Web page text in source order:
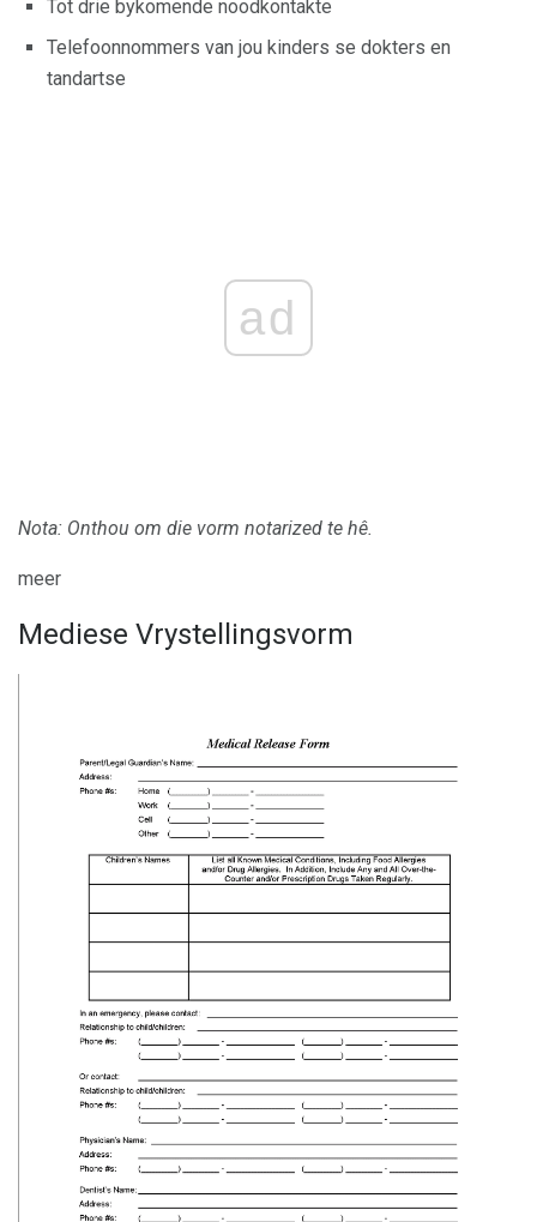
Tot drie bykomende noodkontakte
Telefoonnommers van jou kinders se dokters en
tandartse
ad
Nota: Onthou om die vorm notarized te hê.
meer
Mediese Vrystellingsvorm